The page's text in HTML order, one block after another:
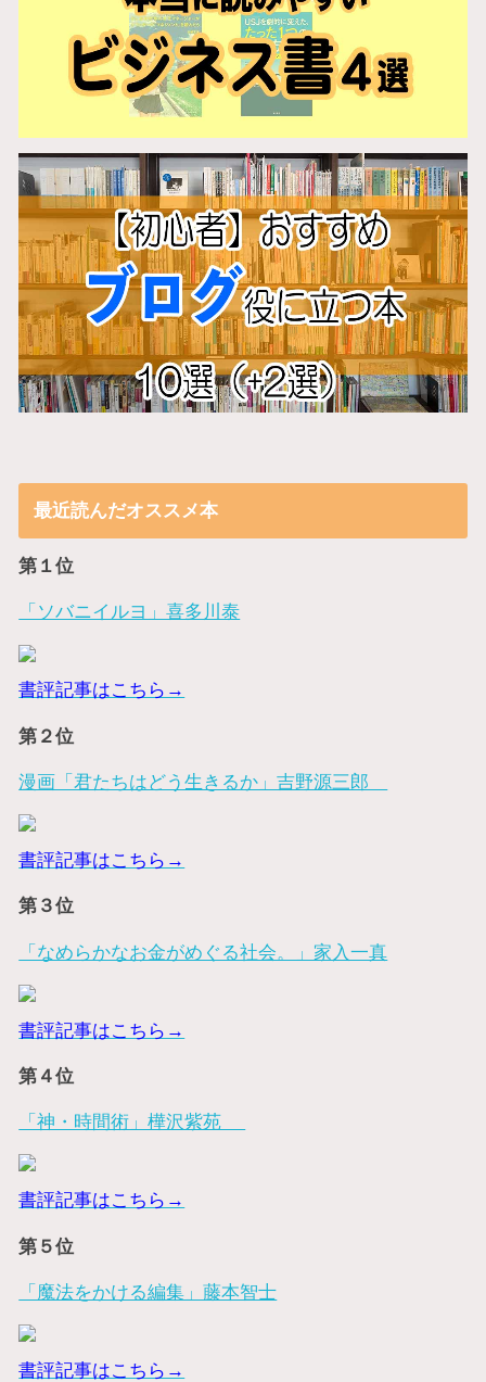
最近読んだオススメ本
第１位
「ソバニイルヨ」喜多川泰
書評記事はこちら→
第２位
漫画「君たちはどう生きるか」吉野源三郎
書評記事はこちら→
第３位
「なめらかなお金がめぐる社会。」家入一真
書評記事はこちら→
第４位
「神・時間術」樺沢紫苑
書評記事はこちら→
第５位
「魔法をかける編集」藤本智士
書評記事はこちら→